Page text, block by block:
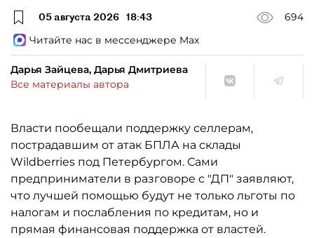
05 августа 2026 18:43
694
Читайте нас в мессенджере Max
Дарья Зайцева, Дарья Дмитриева
Все материалы автора
Власти пообещали поддержку селлерам,
пострадавшим от атак БПЛА на склады
Wildberries под Петербургом. Сами
предприниматели в разговоре с "ДП" заявляют,
что лучшей помощью будут не только льготы по
налогам и послабления по кредитам, но и
прямая финансовая поддержка от властей.